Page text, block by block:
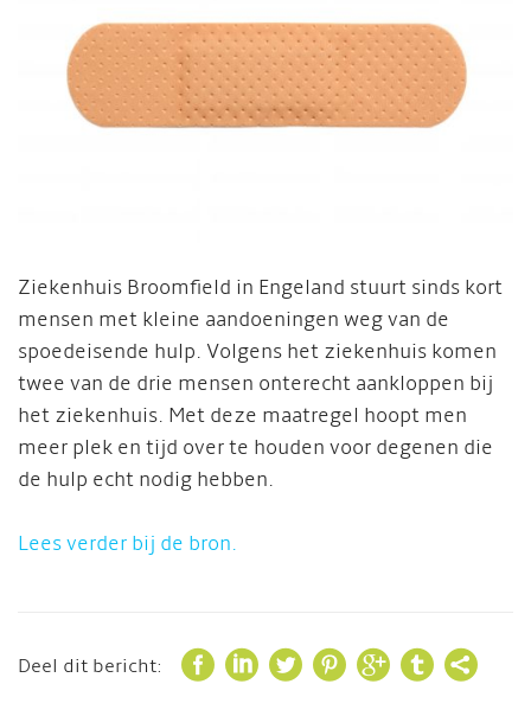
Ziekenhuis Broomfield in Engeland stuurt sinds kort
mensen met kleine aandoeningen weg van de
spoedeisende hulp. Volgens het ziekenhuis komen
twee van de drie mensen onterecht aankloppen bij
het ziekenhuis. Met deze maatregel hoopt men
meer plek en tijd over te houden voor degenen die
de hulp echt nodig hebben.
Lees verder bij de bron.
Deel dit bericht:       